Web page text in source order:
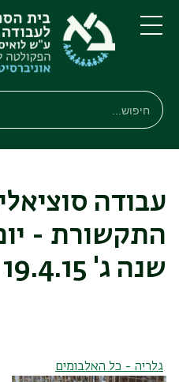
תפריט
חיפוש
Search
עבודה
התקשורת -
שנה ג' 19.4.15
גלריה - כל האלבומים